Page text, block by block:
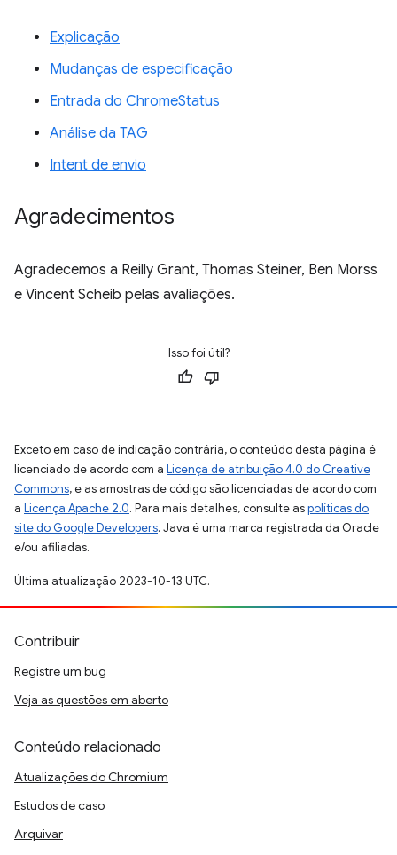
Explicação
Mudanças de especificação
Entrada do ChromeStatus
Análise da TAG
Intent de envio
Agradecimentos
Agradecemos a Reilly Grant, Thomas Steiner, Ben Morss
e Vincent Scheib pelas avaliações.
Isso foi útil?
Exceto em caso de indicação contrária, o conteúdo desta página é
licenciado de acordo com a Licença de atribuição 4.0 do Creative
Commons, e as amostras de código são licenciadas de acordo com
a Licença Apache 2.0. Para mais detalhes, consulte aspolíticas do
site do Google Developers. Java é uma marca registrada da Oracle
e/ou afiliadas.
Última atualização 2023-10-13 UTC.
Contribuir
Registre um bug
Veja as questões em aberto
Conteúdo relacionado
Atualizações do Chromium
Estudos de caso
Arquivar